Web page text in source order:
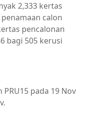
2,333 kertas
calon
pencalonan
bagi 505 kerusi
pada 19 Nov